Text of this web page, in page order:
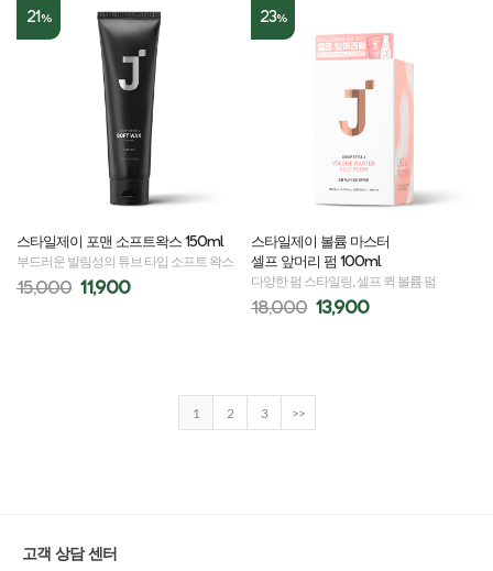
21%
스타일제이 포맨 소프트왁스 150ml
부드러운 발림성의 튜브 타입 소프트 왁스
15,000 11,900
23%
스타일제이 볼륨 마스터
셀프 앞머리 펌 100ml
다양한 펌 스타일링, 셀프 퀵 볼륨 펌
18,000 13,900
1 2 3 >>
고객 상담 센터